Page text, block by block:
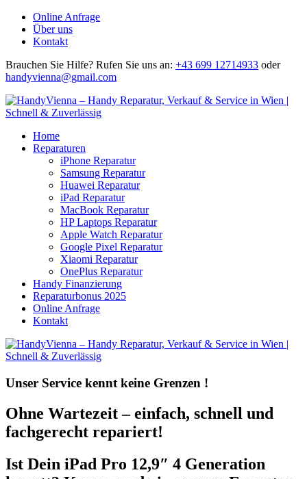
Online Anfrage
Über uns
Kontakt
Brauchen Sie Hilfe? Rufen Sie uns an: +43 699 12714933 oder
handyvienna@gmail.com
Home
Reparaturen
iPhone Reparatur
Samsung Reparatur
Huawei Reparatur
iPad Reparatur
MacBook Reparatur
HP Laptops Reparatur
Apple Watch Reparatur
Google Pixel Reparatur
Xiaomi Reparatur
OnePlus Reparatur
Handy Finanzierung
Reparaturbonus 2025
Online Anfrage
Kontakt
Unser Service kennt keine Grenzen !
Ohne Wartezeit – einfach, schnell und
fachgerecht repariert!
Ist Dein iPad Pro 12,9″ 4 Generation